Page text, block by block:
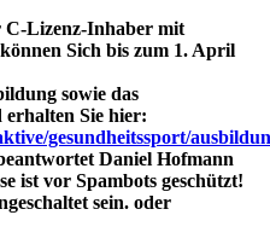
C-Lizenz-Inhaber mit
Sich bis zum 1. April
sowie das
Sie hier:
gesundheitssport/
Daniel Hofmann
ist vor Spambots geschützt!
sein. oder